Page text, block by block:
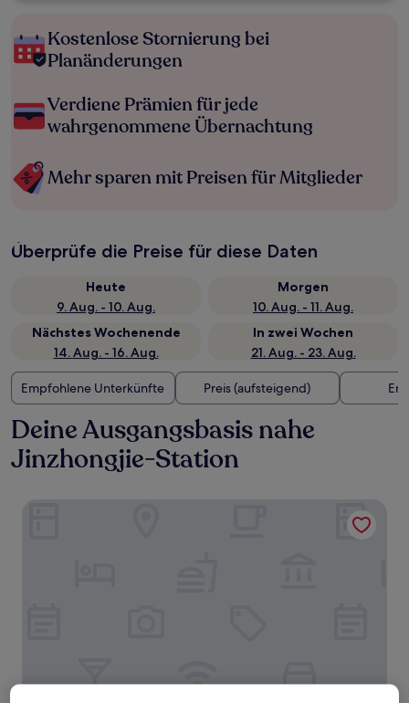
Kostenlose Stornierung bei
Planänderungen
Verdiene Prämien für jede
wahrgenommene Übernachtung
Mehr sparen mit Preisen für Mitglieder
Überprüfe die Preise für diese Daten
Heute
9. Aug. - 10. Aug.
Morgen
10. Aug. - 11. Aug.
Nächstes Wochenende
14. Aug. - 16. Aug.
In zwei Wochen
21. Aug. - 23. Aug.
Empfohlene Unterkünfte Preis (aufsteigend)
Deine Ausgangsbasis nahe
Jinzhongjie-Station